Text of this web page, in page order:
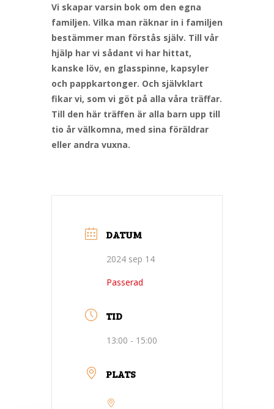
Vi skapar varsin bok om den egna
familjen. Vilka man räknar in i familjen
bestämmer man förstås själv. Till vår
hjälp har vi sådant vi har hittat,
kanske löv, en glasspinne, kapsyler
och pappkartonger. Och självklart
fikar vi, som vi göt på alla våra träffar.
Till den här träffen är alla barn upp till
tio år välkomna, med sina föräldrar
eller andra vuxna.
DATUM
2024 sep 14
Passerad
TID
13:00 - 15:00
PLATS